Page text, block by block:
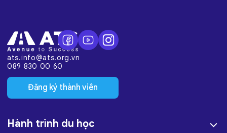
ats.info@ats.org.vn
089 830 00 60
Đăng ký thành viên
Hành trình du học